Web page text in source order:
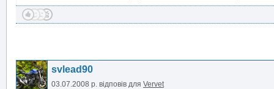
svlead90
03.07.2008 р. відповів для Vervet